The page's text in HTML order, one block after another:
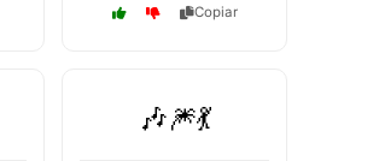
Copiar
🎶🎆💃